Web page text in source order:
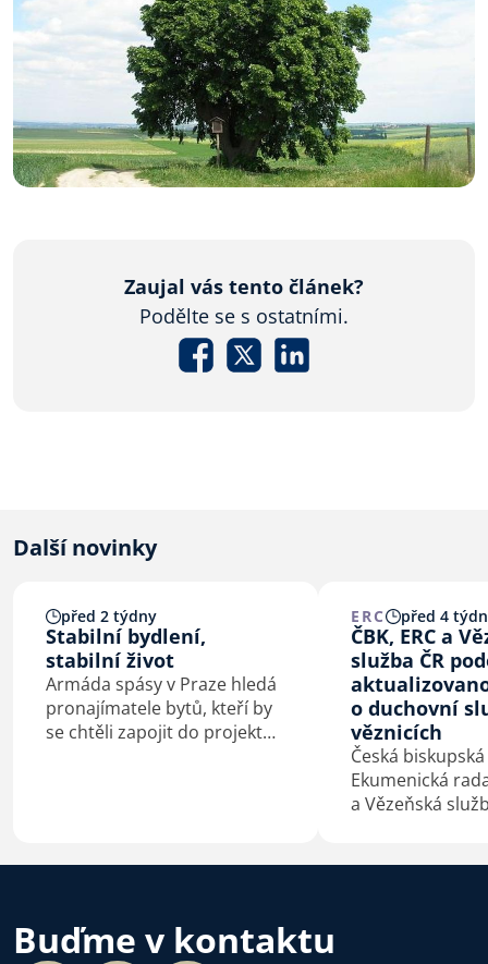
Zaujal vás tento článek?
Podělte se s ostatními.
Další novinky
před 2 týdny
Stabilní bydlení,
stabilní život
Armáda spásy v Praze hledá
pronajímatele bytů, kteří by
se chtěli zapojit do projektu
ERC před 4
ČBK, ERC a
služba ČR
o duchovní
věznicích
Česká
Ekumenická
a Vězeňská
Buďme v kontaktu